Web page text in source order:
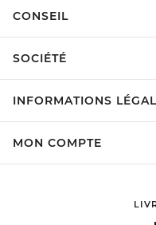
CONSEIL
SOCIÉTÉ
INFORMATIONS
MON COMPTE